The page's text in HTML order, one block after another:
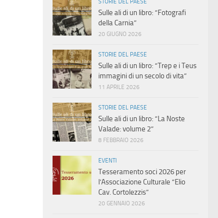
STORIE DEL PAESE
Sulle ali di un libro: “Fotografi
della Carnia”
20 GIUGNO 2026
STORIE DEL PAESE
Sulle ali di un libro: “Trep e i Teus
immagini di un secolo di vita”
11 APRILE 2026
STORIE DEL PAESE
Sulle ali di un libro: “La Noste
Valade: volume 2”
8 FEBBRAIO 2026
EVENTI
Tesseramento soci 2026 per
l’Associazione Culturale “Elio
Cav. Cortolezzis”
20 GENNAIO 2026